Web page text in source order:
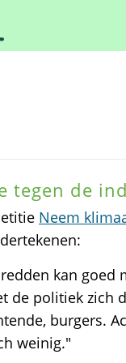
tegen de
Neem
kan goed
de politiek zich
burgers.
weinig."